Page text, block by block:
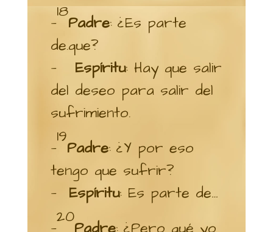
—
18
Padre: ¿Es parte
de.que?
— Espíritu: Hay que salir
del deseo para salir del
sufrimiento.
—
19
Padre: ¿Y por eso
tengo que sufrir?
— Espíritu: Es parte de…
20